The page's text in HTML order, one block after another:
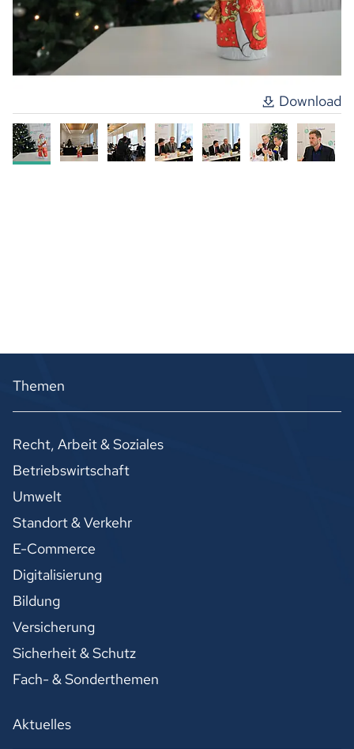
Download
Themen
Recht, Arbeit & Soziales
Betriebswirtschaft
Umwelt
Standort & Verkehr
E-Commerce
Digitalisierung
Bildung
Versicherung
Sicherheit & Schutz
Fach- & Sonderthemen
Aktuelles